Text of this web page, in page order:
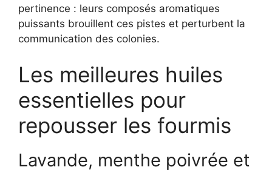
pertinence : leurs composés aromatiques
puissants brouillent ces pistes et perturbent la
communication des colonies.
Les meilleures huiles
essentielles pour
repousser les fourmis
Lavande, menthe poivrée et